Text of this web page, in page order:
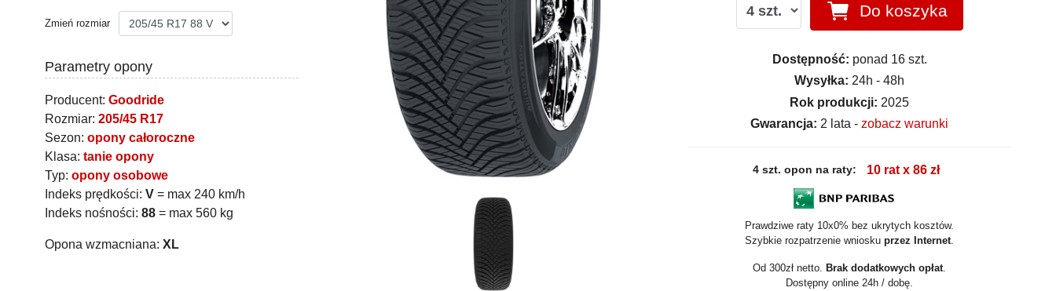
Zmień rozmiar
Parametry opony
Producent: Goodride
Rozmiar: 205/45 R17
Sezon: opony całoroczne
Klasa: tanie opony
Typ: opony osobowe
Indeks prędkości: V = max 240 km/h
Indeks nośności: 88 = max 560 kg
Opona wzmacniana: XL
Do koszyka
Dostępność: ponad 16 szt.
Wysyłka: 24h - 48h
Rok produkcji: 2025
Gwarancja: 2 lata -zobacz warunki
4 szt. opon na raty: 10 rat x 86 zł
Prawdziwe raty 10x0% bez ukrytych kosztów.
Szybkie rozpatrzenie wnioskuprzez Internet
Od 300zł netto. Brak dodatkowych opłat
Dostępny online 24h / dobę.